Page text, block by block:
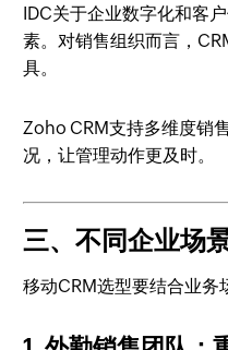
IDC关于企业数字化和客
素。对销售组织而言，
具。
Zoho CRM支持多维度销
况，让管理动作更及时。
三、不同企业场
移动CRM选型要结合业务